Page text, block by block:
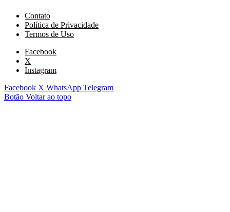
Contato
Política de Privacidade
Termos de Uso
Facebook
X
Instagram
Facebook X WhatsApp Telegram
Botão Voltar ao topo